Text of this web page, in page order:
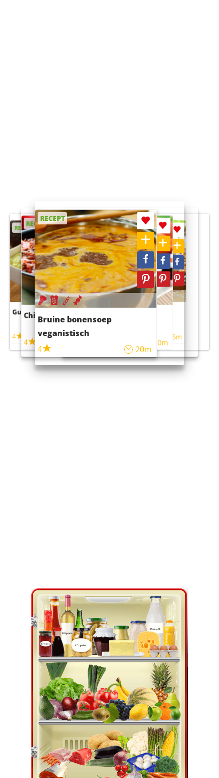
RECEPT
Guacamole
4
RECEPT
Chili con carne
4
RECEPT
Bruine bonensoep
veganistisch
4
20m
RECEPT
Sushi rijstsalade
maaltijdsalade
40m
RECEPT
4 55m